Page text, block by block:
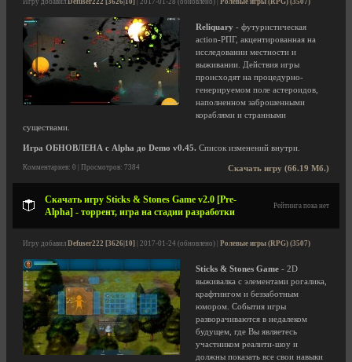
Игру добавил Defuser222 [3626|10] | 2017-01-28 (обновлено) | Ролевые игры (RPG) (3507)
Reliquary - футуристическая
action-РПГ, акцентированная на
исследовании местности и
выживании. Действия игры
происходят на процедурно-
генерируемом поле астероидов,
наполненном заброшенными
кораблями и странными
существами.
Игра ОБНОВЛЕНА с Alpha до Demo v0.45. Список изменений внутри.
Скачать игру (66.19 Мб.)
Комментариев: 0 | Просмотров: 7384
Скачать игру Sticks & Stones Game v2.0 [Pre-
Alpha] - торрент, игра на стадии разработки
Рейтинга пока нет
Игру добавил Defuser222 [3626|10] | 2017-01-24 (обновлено) | Ролевые игры (RPG) (3507)
Sticks & Stones Game - 2D
выживалка с элементами рогалика,
крафтингом и беззаботным
юмором. События игры
разворачиваются в недалеком
будущем, где Вы являетесь
участником реалити-шоу и
должны показать все свои навыки